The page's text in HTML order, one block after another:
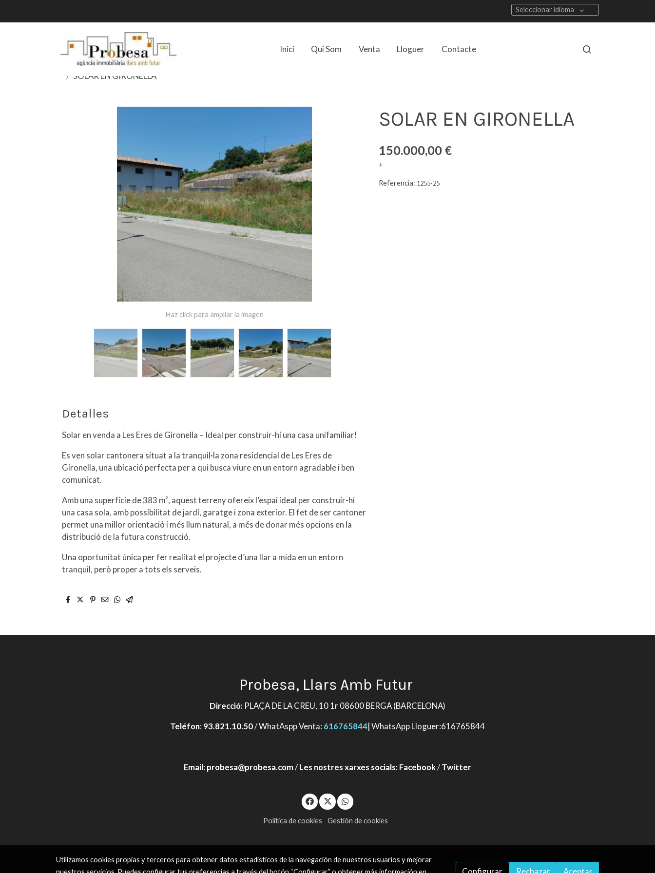
Seleccionar idioma
Inici Qui Som Venta Lloguer Contacte
SOLAR EN GIRONELLA
Haz click para ampliar la imagen
Detalles
Solar en venda a Les Eres de Gironella – Ideal per construir-hi una casa unifamiliar!
Es ven solar cantonera situat a la tranquil·la zona residencial de Les Eres de
Gironella, una ubicació perfecta per a qui busca viure en un entorn agradable i ben
comunicat.
Amb una superfície de 383 m², aquest terreny ofereix l’espai ideal per construir-hi
una casa sola, amb possibilitat de jardí, garatge i zona exterior. El fet de ser cantoner
permet una millor orientació i més llum natural, a més de donar més opcions en la
distribució de la futura construcció.
Una oportunitat única per fer realitat el projecte d’una llar a mida en un entorn
tranquil, però proper a tots els serveis.
SOLAR EN GIRONELLA
150.000,00 €
+
Referencia: 1255-25
Probesa, Llars Amb Futur
Direcció: PLAÇA DE LA CREU, 10 1r 08600 BERGA (BARCELONA)
Teléfon: 93.821.10.50/ WhatAspp Venta: 616765844| WhatsApp Lloguer:616765844
Email: probesa@probesa.com/Les nostres xarxes socials: Facebook/Twitter
Política de cookies Gestión de cookies
Utilizamos cookies propias y terceros para obtener datos estadísticos de la navegación de nuestros usuarios y mejorar